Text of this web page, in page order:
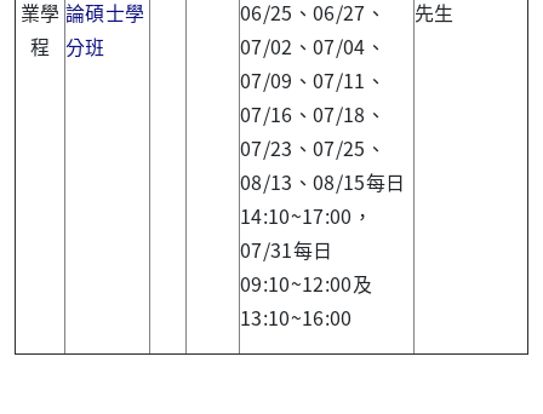
業學
程
論碩士學
分班
06/25、06/27、
07/02、07/04、
07/09、07/11、
07/16、07/18、
07/23、07/25、
08/13、08/15每日
14:10~17:00，
07/31每日
09:10~12:00及
13:10~16:00
先生